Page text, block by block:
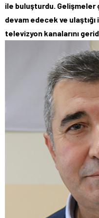
ile buluşturdu. Gelişmeler
devam edecek ve ulaştığı
televizyon kanalarını